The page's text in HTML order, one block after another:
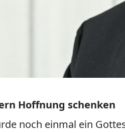
Hoffnung schenken
noch einmal ein